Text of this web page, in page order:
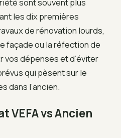
sont souvent plus
les dix premières
de rénovation lourds,
façade ou la réfection de
dépenses et d’éviter
qui pèsent sur le
dans l’ancien.
VEFA vs Ancien